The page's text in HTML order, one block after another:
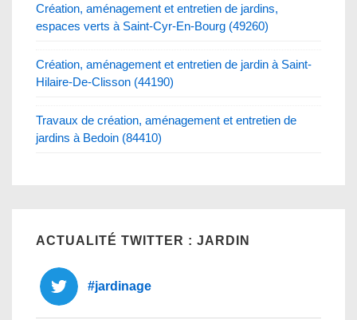
Création, aménagement et entretien de jardins,
espaces verts à Saint-Cyr-En-Bourg (49260)
Création, aménagement et entretien de jardin à Saint-
Hilaire-De-Clisson (44190)
Travaux de création, aménagement et entretien de
jardins à Bedoin (84410)
ACTUALITÉ TWITTER : JARDIN
#jardinage